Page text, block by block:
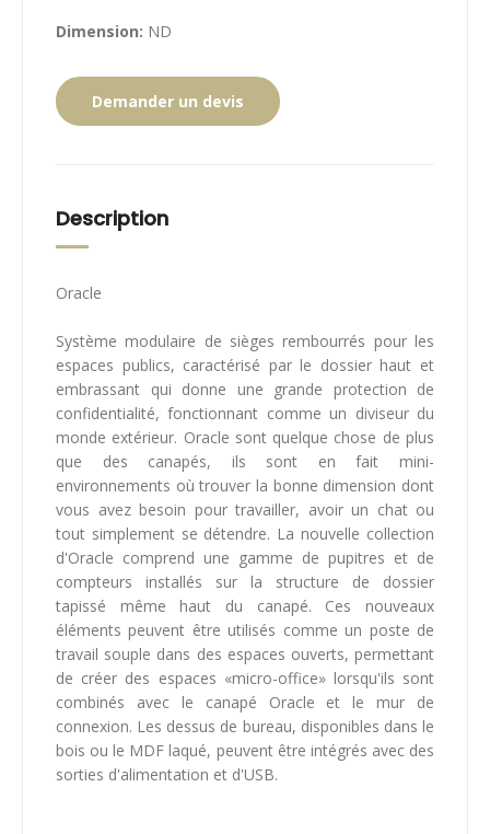
Dimension: ND
Demander un devis
Description
Oracle
Système modulaire de sièges rembourrés pour les
espaces publics, caractérisé par le dossier haut et
embrassant qui donne une grande protection de
confidentialité, fonctionnant comme un diviseur du
monde extérieur. Oracle sont quelque chose de plus
que des canapés, ils sont en fait mini-
environnements où trouver la bonne dimension dont
vous avez besoin pour travailler, avoir un chat ou
tout simplement se détendre. La nouvelle collection
d'Oracle comprend une gamme de pupitres et de
compteurs installés sur la structure de dossier
tapissé même haut du canapé. Ces nouveaux
éléments peuvent être utilisés comme un poste de
travail souple dans des espaces ouverts, permettant
de créer des espaces «micro-office» lorsqu'ils sont
combinés avec le canapé Oracle et le mur de
connexion. Les dessus de bureau, disponibles dans le
bois ou le MDF laqué, peuvent être intégrés avec des
sorties d'alimentation et d'USB.